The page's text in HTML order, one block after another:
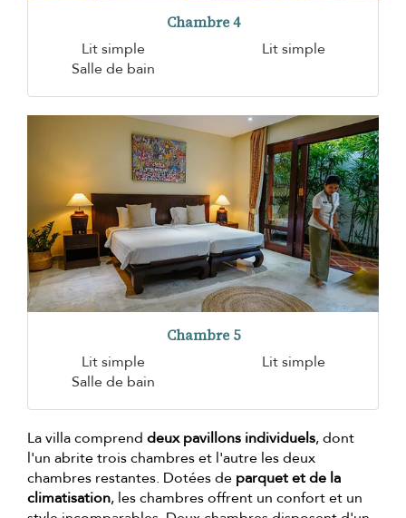
Chambre 4
Lit simple
Lit simple
Salle de bain
Chambre 5
Lit simple
Lit simple
Salle de bain
La villa comprend deux pavillons individuels, dont
l'un abrite trois chambres et l'autre les deux
chambres restantes. Dotées de parquet et de la
climatisation, les chambres offrent un confort et un